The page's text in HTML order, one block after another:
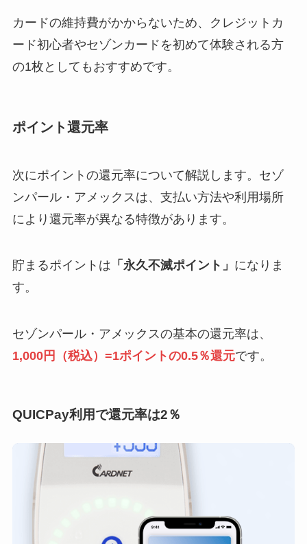
カードの維持費がかからないため、クレジットカ
ード初心者やセゾンカードを初めて体験される方
の1枚としてもおすすめです。
ポイント還元率
次にポイントの還元率について解説します。セゾ
ンパール・アメックスは、支払い方法や利用場所
により還元率が異なる特徴があります。
貯まるポイントは 「永久不滅ポイント」 になりま
す。
セゾンパール・アメックスの基本の還元率は、
1,000円（税込）=1ポイントの0.5％還元です。
QUICPay利用で還元率は2％